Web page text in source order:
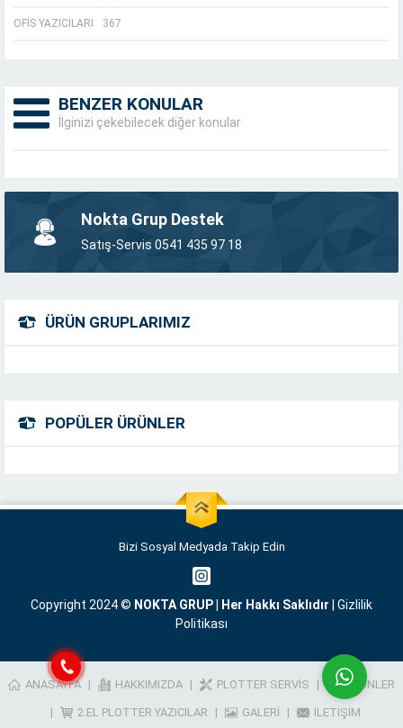
OFIS YAZICILARI 367
BENZER KONULAR
İlginizi çekebilecek diğer konular
Nokta Grup Destek
Satış-Servis 0541 435 97 18
ÜRÜN GRUPLARIMIZ
POPÜLER ÜRÜNLER
Bizi Sosyal Medyada Takip Edin
Copyright 2024 © NOKTA GRUP | Her Hakkı Saklıdır
Gizlilik
Politikası
ANASAYFA HAKKIMIZDA PLOTTER SERVIS ÜRÜNLER
2.EL PLOTTER YAZICILAR GALERI İLETIŞIM
Cevap Yaz